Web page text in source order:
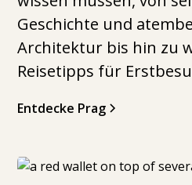
Geschichte und
Architektur bis hin zu
Reisetipps für
Entdecke Prag